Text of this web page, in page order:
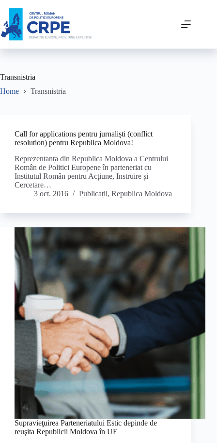
Transnistria
Home
Transnistria
Call for applications pentru jurnaliști (conflict
resolution) pentru Republica Moldova!
Reprezentanța din Republica Moldova a Centrului
Român de Politici Europene în parteneriat cu
Institutul Român pentru Acțiune, Instruire și
Cercetare…
3 oct. 2016
Publicații, Republica Moldova
Supravieţuirea Parteneriatului Estic depinde de
reuşita Republicii Moldova în UE